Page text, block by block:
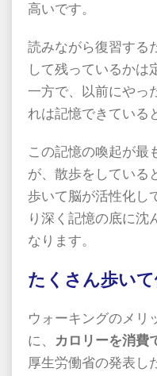
高いです。
読みながら復習する
して残っているかは
一方で、以前にやっ
れは記憶できている
この記憶の喚起が最
が、散歩をしている
歩いて脳が活性化し
り深く記憶の底に沈
なります。
たくさん歩い
ウォーキングのメリ
に、 カロリーを消費
厚生労働省の発表し